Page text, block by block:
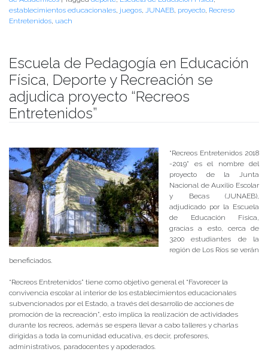
establecimientos educacionales, juegos, JUNAEB, proyecto, Recreso
Entretenidos, uach
Escuela de Pedagogía en Educación
Física, Deporte y Recreación se
adjudica proyecto “Recreos
Entretenidos”
“Recreos Entretenidos 2018
-2019” es el nombre del
proyecto de la Junta
Nacional de Auxilio Escolar
y Becas (JUNAEB),
adjudicado por la Escuela
de Educación Física,
gracias a esto, cerca de
3200 estudiantes de la
región de Los Ríos se verán
beneficiados.
“Recreos Entretenidos” tiene como objetivo general el “Favorecer la
convivencia escolar al interior de los establecimientos educacionales
subvencionados por el Estado, a través del desarrollo de acciones de
promoción de la recreación”, esto implica la realización de actividades
durante los recreos, además se espera llevar a cabo talleres y charlas
dirigidas a toda la comunidad educativa, es decir, profesores,
administrativos, paradocentes y apoderados.